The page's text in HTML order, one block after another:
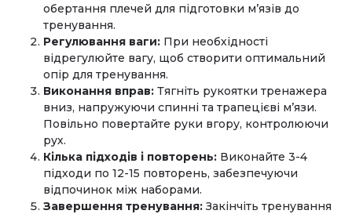
обертання плечей для підготовки м’язів до
тренування.
Регулювання ваги: При необхідності
відрегулюйте вагу, щоб створити оптимальний
опір для тренування.
Виконання вправ: Тягніть рукоятки тренажера
вниз, напружуючи спинні та трапецієві м’язи.
Повільно повертайте руки вгору, контролюючи
рух.
Кілька підходів і повторень: Виконайте 3-4
підходи по 12-15 повторень, забезпечуючи
відпочинок між наборами.
Завершення тренування: Закінчіть тренування